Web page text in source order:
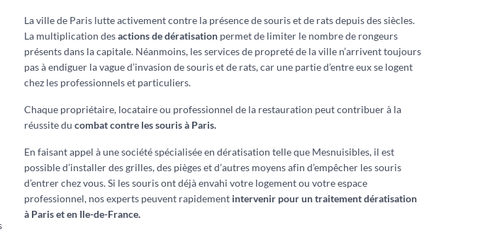
La ville de Paris lutte activement contre la présence de souris et de rats depuis des siècles.
La multiplication desactions de dératisation permet de limiter le nombre de rongeurs
présents dans la capitale. Néanmoins, les services de propreté de la ville n’arrivent toujours
pas à endiguer la vague d’invasion de souris et de rats, car une partie d’entre eux se logent
chez les professionnels et particuliers.
Chaque propriétaire, locataire ou professionnel de la restauration peut contribuer à la
réussite du combat contre les souris à Paris.
En faisant appel à une société spécialisée en dératisation telle que Mesnuisibles, il est
possible d’installer des grilles, des pièges et d’autres moyens afin d’empêcher les souris
d’entrer chez vous. Si les souris ont déjà envahi votre logement ou votre espace
professionnel, nos experts peuvent rapidement intervenir pour un traitement dératisation
à Paris et en Ile-de-France.